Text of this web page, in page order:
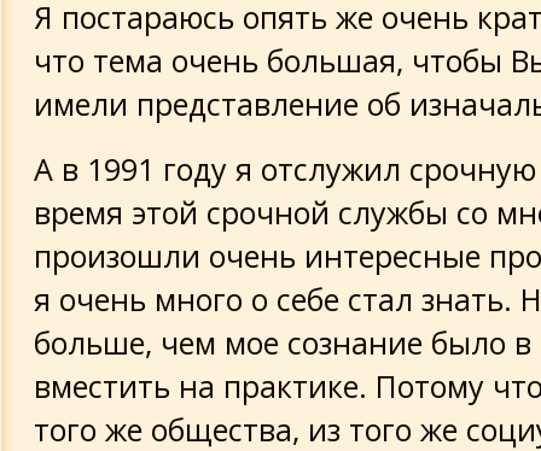
Я постараюсь опять же очень
что тема очень большая, чтобы
имели представление об
А в 1991 году я отслужил
время этой срочной службы со
произошли очень интересные
я очень много о себе стал знать.
больше, чем мое сознание было в
вместить на практике. Потому
того же общества, из того же